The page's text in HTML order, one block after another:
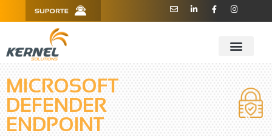
910 - CEP 13208-760 - Jundiaí/SP
MICROSOFT
DEFENDER
ENDPOINT